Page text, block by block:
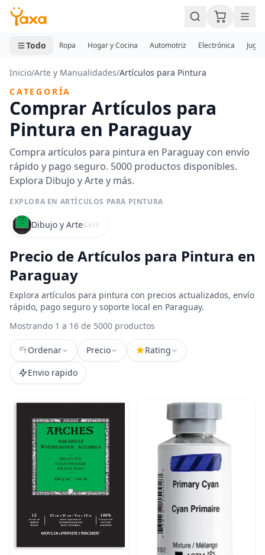
MINI CARRITO
0 productos
Todo Ropa Hogar y Cocina Automotriz Electrónica
Inicio/Arte y Manualidades/Artículos para Pintura
CATEGORÍA
Comprar Artículos para
Pintura en Paraguay
Compra artículos para pintura en Paraguay con envío
rápido y pago seguro. 5000 productos disponibles.
Explora Dibujo y Arte y más.
EXPLORA EN ARTÍCULOS PARA PINTURA
Dibujo y Arte8.633
Precio de Artículos para Pintura en
Paraguay
Explora artículos para pintura con precios actualizados, envío
rápido, pago seguro y soporte local en Paraguay.
Mostrando 1 a 16 de 5000 productos
Ordenar Precio
Rating
Envio rapido